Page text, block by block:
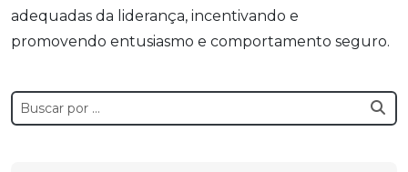
adequadas da liderança, incentivando e
promovendo entusiasmo e comportamento seguro.